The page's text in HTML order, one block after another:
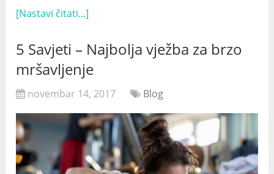
[Nastavi čitati...]
5 Savjeti – Najbolja vježba za brzo
mršavljenje
novembar 14, 2017 Blog